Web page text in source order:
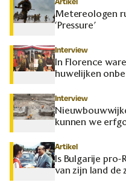
Metereologen
‘Pressure’
Interview
In Florence
huwelijken
Interview
kunnen we
Artikel
Is Bulgarije pro-
van zijn land